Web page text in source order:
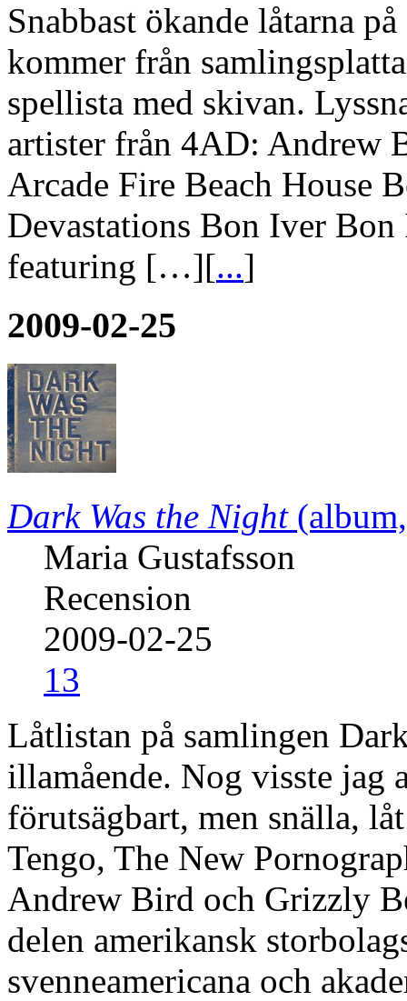
Snabbast ökande låtarna
kommer från
spellista med skivan.
artister från 4AD: Andrew
Arcade Fire Beach House
Devastations Bon Iver
featuring […][...]
2009-02-25
Dark Was the Night
Maria Gustafsson
Recension
2009-02-25
13
Låtlistan på samlingen
illamående. Nog visste jag
förutsägbart, men snälla,
Tengo, The New
Andrew Bird och Grizzly
delen amerikansk
svenneamericana och